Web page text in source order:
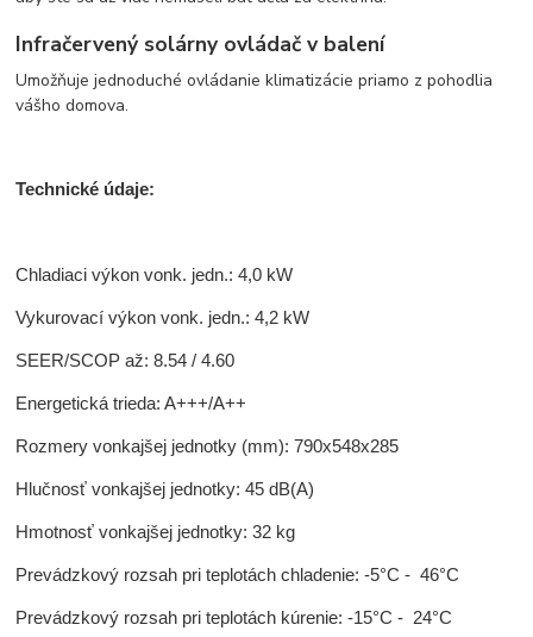
Infračervený solárny ovládač v balení
Umožňuje jednoduché ovládanie klimatizácie priamo z pohodlia
vášho domova.
Technické údaje:
Chladiaci výkon vonk. jedn.: 4,0 kW
Vykurovací výkon vonk. jedn.: 4,2 kW
SEER/SCOP až: 8.54 / 4.60
Energetická trieda: A+++/A++
Rozmery vonkajšej jednotky (mm): 790x548x285
Hlučnosť vonkajšej jednotky: 45 dB(A)
Hmotnosť vonkajšej jednotky: 32 kg
Prevádzkový rozsah pri teplotách chladenie: -5°C - 46°C
Prevádzkový rozsah pri teplotách kúrenie: -15°C - 24°C